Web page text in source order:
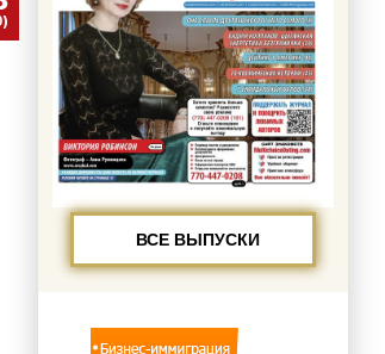
ВСЕ ВЫПУСКИ